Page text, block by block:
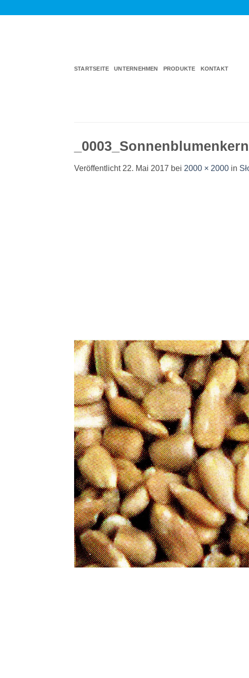
STARTSEITE UNTERNEHMEN PRODUKTE KONTAKT
Veröffentlicht 22. Mai 2017 bei 2000 × 2000 in